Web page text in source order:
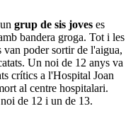
grup de sis joves es
bandera groga. Tot i les
poder sortir de l'aigua,
Un noi de 12 anys va
crítics a l'Hospital Joan
al centre hospitalari.
de 12 i un de 13.